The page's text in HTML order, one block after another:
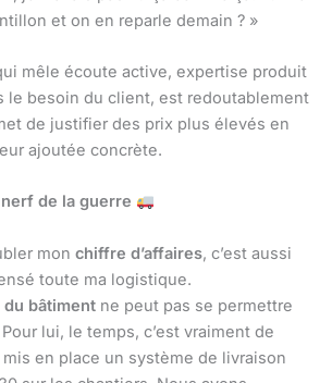
et on en reparle demain ? »
mêle écoute active, expertise produit
le besoin du client, est redoutablement
de justifier des prix plus élevés en
ajoutée concrète.
de la guerre
mon chiffre d’affaires, c’est aussi
toute ma logistique.
bâtiment ne peut pas se permettre
lui, le temps, c’est vraiment de
mis en place un système de livraison